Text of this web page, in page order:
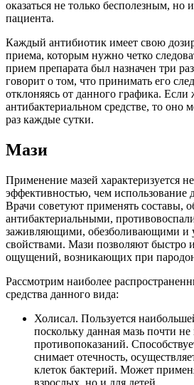
оказаться не только бесполезным, но
пациента.
Каждый антибиотик имеет свою
приема, которым нужно четко
прием препарата был назначен три
говорит о том, что принимать его
отклоняясь от данного графика.
антибактериальном средстве, то оно
раз каждые сутки.
Мази
Применение мазей характеризуется
эффективностью, чем использование
Врачи советуют применять составы,
антибактериальными,
заживляющими, обезболивающими и
свойствами. Мази позволяют быстро
ощущений, возникающих при
Рассмотрим наиболее
средства данного вида:
Холисал. Пользуется
поскольку данная мазь почти не
противопоказаний.
снимает отечность,
клеток бактерий. Может
взрослых, но и для детей.